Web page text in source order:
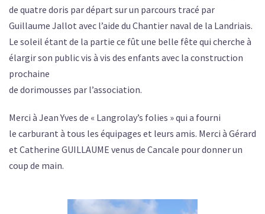
de quatre doris par départ sur un parcours tracé par
Guillaume Jallot avec l’aide du Chantier naval de la Landriais.
Le soleil étant de la partie ce fût une belle fête qui cherche à
élargir son public vis à vis des enfants avec la construction
prochaine
de dorimousses par l’association.
Merci à Jean Yves de « Langrolay’s folies » qui a fourni
le carburant à tous les équipages et leurs amis. Merci à Gérard
et Catherine GUILLAUME venus de Cancale pour donner un
coup de main.